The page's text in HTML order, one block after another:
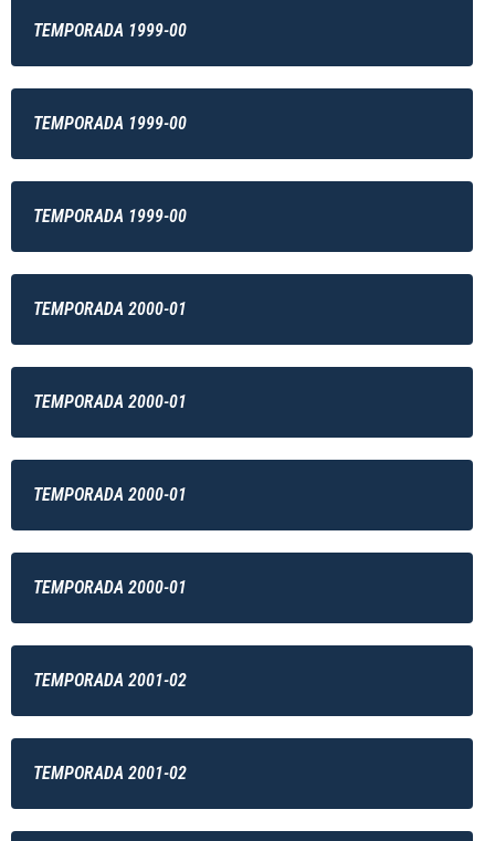
TEMPORADA 1999-00
TEMPORADA 1999-00
TEMPORADA 1999-00
TEMPORADA 2000-01
TEMPORADA 2000-01
TEMPORADA 2000-01
TEMPORADA 2000-01
TEMPORADA 2001-02
TEMPORADA 2001-02